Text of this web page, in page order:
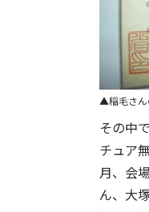
稲毛さ
その中
チュア
月、会
ん、大